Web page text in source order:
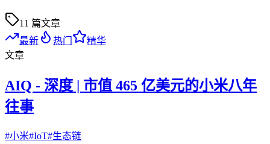
11 篇文章
最新
热门
精华
文章
AIQ - 深度 | 市值 465 亿美元的小米八年
往事
#小米#IoT#生态链